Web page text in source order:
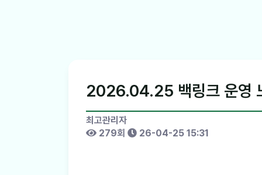
2026.04.25 백링크 운영
최고관리자
279회
26-04-25 15:31